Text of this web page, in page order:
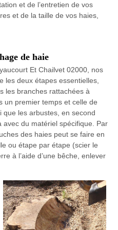
et de l’entretien de vos
et de la taille de vos haies,
de haie
Et Chailvet 02000, nos
les deux étapes essentielles,
les branches rattachées à
un premier temps et celle de
les arbustes, en second
du matériel spécifique. Par
des haies peut se faire en
ou étape par étape (scier le
à l’aide d’une bêche, enlever